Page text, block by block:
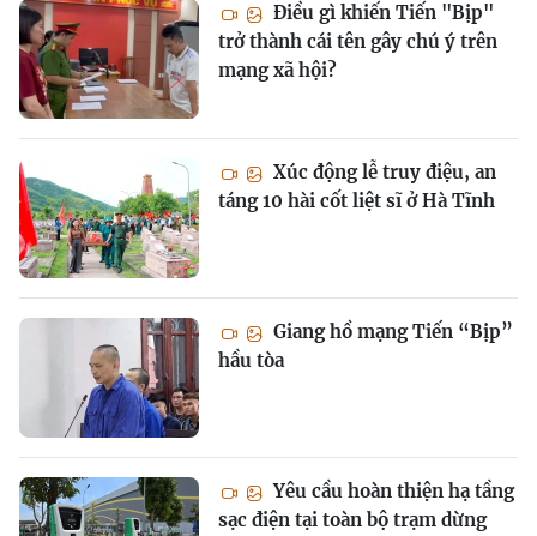
Điều gì khiến Tiến "Bịp"
trở thành cái tên gây chú ý trên
mạng xã hội?
Xúc động lễ truy điệu, an
táng 10 hài cốt liệt sĩ ở Hà Tĩnh
Giang hồ mạng Tiến “Bịp”
hầu tòa
Yêu cầu hoàn thiện hạ tầng
sạc điện tại toàn bộ trạm dừng